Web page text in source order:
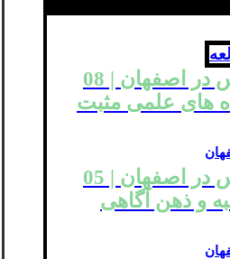
بهترین روانشناس در اصفهان | 08
های علمی مثبت
بهترین روانشناس در اصفهان | 05
و ذهن آگاهی